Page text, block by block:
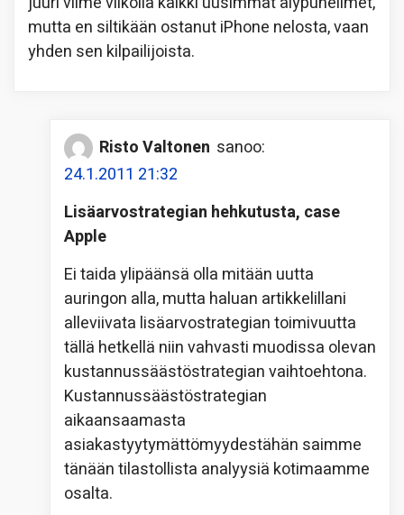
mutta en siltikään ostanut iPhone nelosta, vaan
yhden sen kilpailijoista.
Risto Valtonen sanoo:
24.1.2011 21:32
Lisäarvostrategian hehkutusta, case
Apple
Ei taida ylipäänsä olla mitään uutta
auringon alla, mutta haluan artikkelillani
alleviivata lisäarvostrategian toimivuutta
tällä hetkellä niin vahvasti muodissa olevan
kustannussäästöstrategian vaihtoehtona.
Kustannussäästöstrategian
aikaansaamasta
asiakastyytymättömyydestähän saimme
tänään tilastollista analyysiä kotimaamme
osalta.